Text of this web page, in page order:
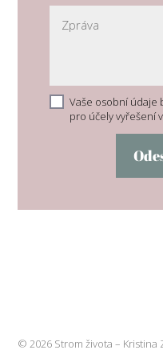
Vaše osobní údaje
pro účely vyřešení
© 2026 Strom života – Kristina